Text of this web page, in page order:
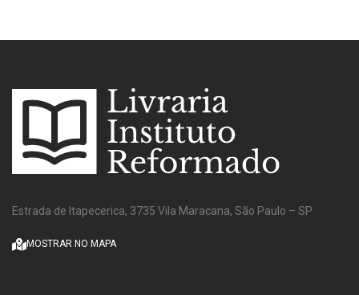
Estrada de Itapecerica, 3735 Vila Maracana, São Paulo – SP
MOSTRAR NO MAPA